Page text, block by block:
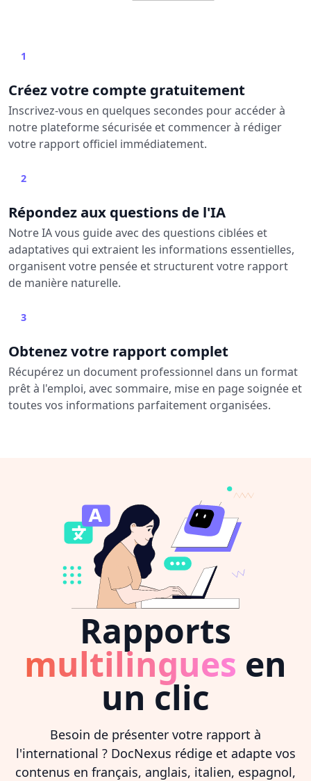
1
Créez votre compte gratuitement
Inscrivez-vous en quelques secondes pour accéder à
notre plateforme sécurisée et commencer à rédiger
votre rapport officiel immédiatement.
2
Répondez aux questions de l'IA
Notre IA vous guide avec des questions ciblées et
adaptatives qui extraient les informations essentielles,
organisent votre pensée et structurent votre rapport
de manière naturelle.
3
Obtenez votre rapport complet
Récupérez un document professionnel dans un format
prêt à l'emploi, avec sommaire, mise en page soignée et
toutes vos informations parfaitement organisées.
Rapports
multilingues en
un clic
Besoin de présenter votre rapport à
l'international ? DocNexus rédige et adapte vos
contenus en français, anglais, italien, espagnol,